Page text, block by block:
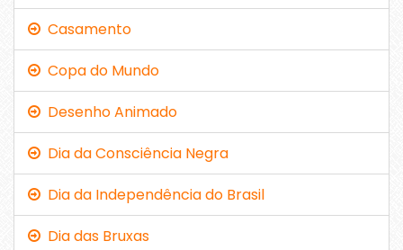
Casamento
Copa do Mundo
Desenho Animado
Dia da Consciência Negra
Dia da Independência do Brasil
Dia das Bruxas